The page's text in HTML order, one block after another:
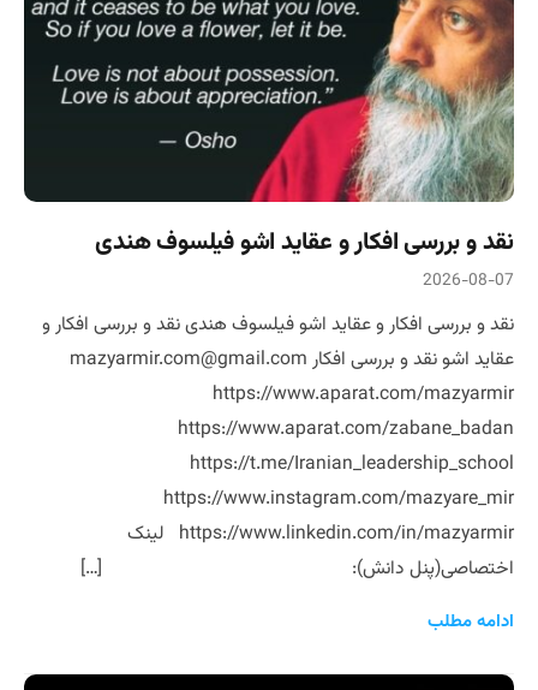
نقد و بررسی افکار و عقاید اشو فیلسوف هندی
2026-08-07
نقد و بررسی افکار و عقاید اشو فیلسوف هندی نقد و بررسی افکار و
عقاید اشو نقد و بررسی افکار mazyarmir.com@gmail.com
https://www.aparat.com/mazyarmir
https://www.aparat.com/zabane_badan
https://t.me/Iranian_leadership_school
https://www.instagram.com/mazyare_mir
https://www.linkedin.com/in/mazyarmir لینک
اختصاصی(پنل دانش): […]
ادامه مطلب